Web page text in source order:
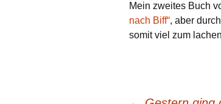
Mein zweites Buch
nach Biff“, aber
somit viel zum